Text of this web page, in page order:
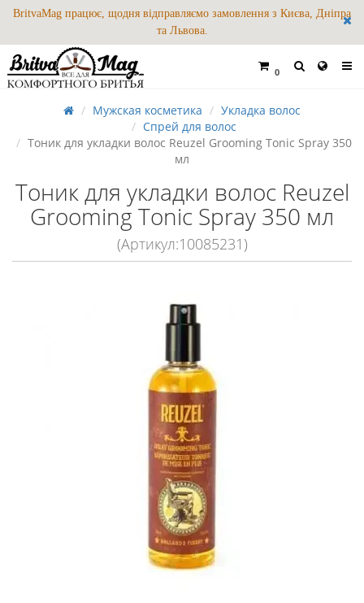
BritvaMag працює, щодня відправляємо замовлення з Києва, Дніпра
та Львова.
0
Мужская косметика
Укладка волос
Спрей для волос
Тоник для укладки волос Reuzel Grooming Tonic Spray 350
мл
Тоник для укладки волос Reuzel
Grooming Tonic Spray 350 мл
(Артикул:10085231)